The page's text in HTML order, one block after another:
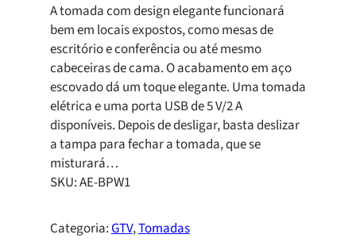
A tomada com design elegante funcionará
bem em locais expostos, como mesas de
escritório e conferência ou até mesmo
cabeceiras de cama. O acabamento em aço
escovado dá um toque elegante. Uma tomada
elétrica e uma porta USB de 5 V/2 A
disponíveis. Depois de desligar, basta deslizar
a tampa para fechar a tomada, que se
misturará…
SKU:AE-BPW1
Categoria:GTV, Tomadas